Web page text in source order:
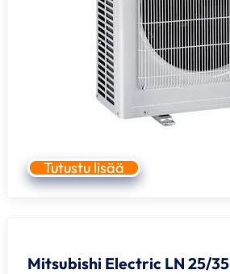
Tutustu lisää
Mitsubishi Electric LN 25/35